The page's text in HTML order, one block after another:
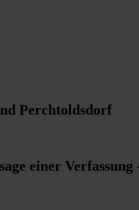
Perchtoldsdorf
einer